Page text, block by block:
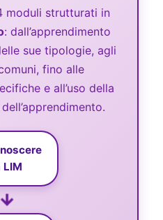
moduli strutturati in
: dall’apprendimento
sue tipologie, agli
fino alle
e all’uso della
LIM
→